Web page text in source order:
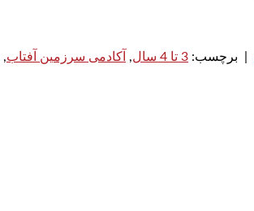
برچسب: 3 تا 4 سال , آکادمی سرزمین آفتاب,